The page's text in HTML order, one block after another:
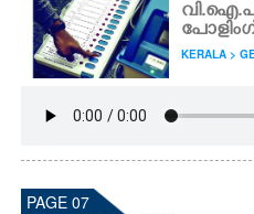
KERALA >
PAGE 07